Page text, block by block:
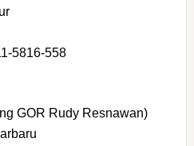
5816-558
GOR Rudy Resnawan)